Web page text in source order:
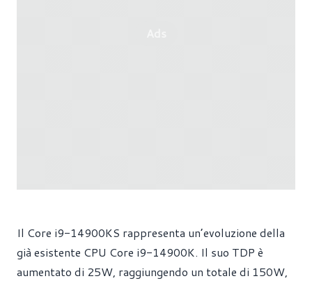
Il Core i9-14900KS rappresenta un’evoluzione della
già esistente CPU Core i9-14900K. Il suo TDP è
aumentato di 25W, raggiungendo un totale di 150W,